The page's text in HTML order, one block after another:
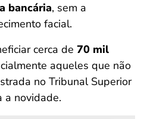
bancária, sem a
facial.
cerca de 70 mil
aqueles que não
no Tribunal Superior
a novidade.